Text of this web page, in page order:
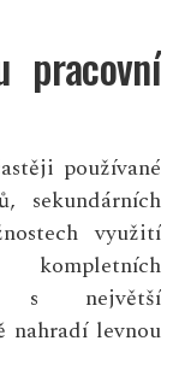
pracovní
používané
sekundárních
využití
s největší
nahradí levnou